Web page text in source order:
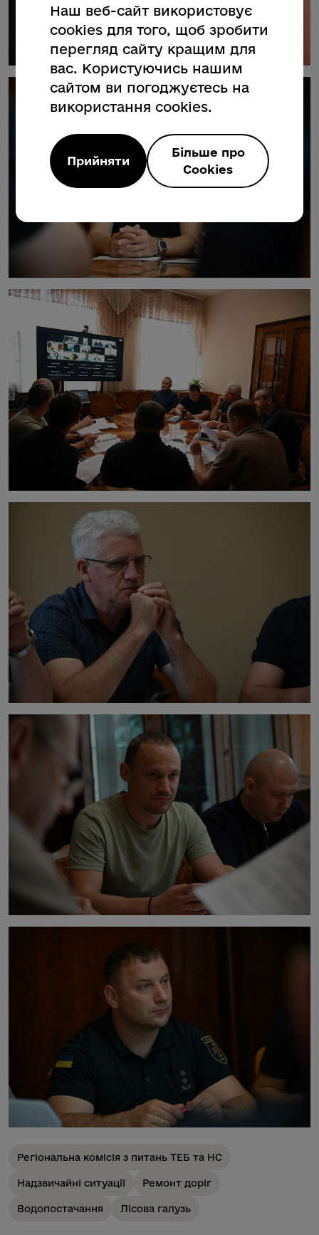
Регіональна комісія з питань ТЕБ та НС
Надзвичайні ситуації Ремонт доріг
Водопостачання Лісова галузь
Наш веб-сайт використовує
cookies для того, щоб зробити
перегляд сайту кращим для
вас. Користуючись нашим
сайтом ви погоджуєтесь на
використання cookies.
Прийняти
Більше про
Cookies